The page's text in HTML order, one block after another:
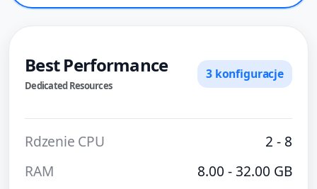
Best Performance
Dedicated Resources
3 konfiguracje
Rdzenie CPU
2 - 8
RAM
8.00 - 32.00 GB